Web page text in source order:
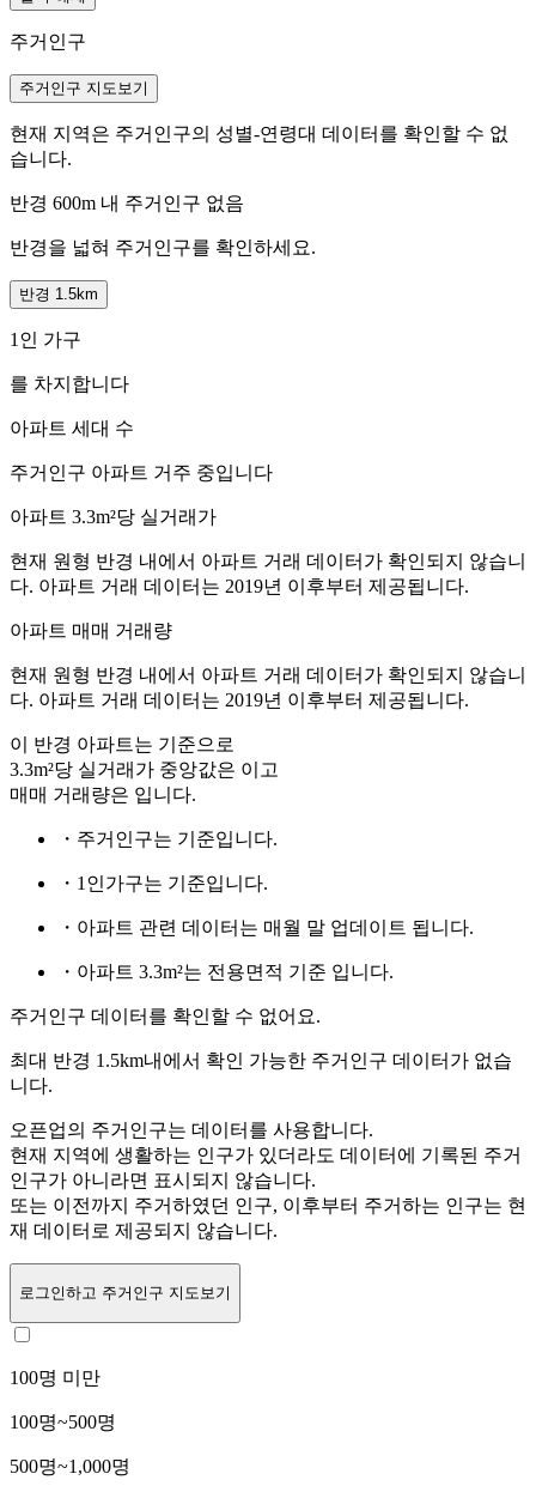
주거인구
주거인구 지도보기
현재 지역은 주거인구의 성별-연령대 데이터를 확인할 수 없
습니다.
반경 600m 내 주거인구 없음
반경을 넓혀 주거인구를 확인하세요.
반경 1.5km
1인 가구
를 차지합니다
아파트 세대 수
주거인구 아파트 거주 중입니다
아파트 3.3m²당 실거래가
현재 원형 반경 내에서 아파트 거래 데이터가 확인되지 않습니
다. 아파트 거래 데이터는 2019년 이후부터 제공됩니다.
아파트 매매 거래량
현재 원형 반경 내에서 아파트 거래 데이터가 확인되지 않습니
다. 아파트 거래 데이터는 2019년 이후부터 제공됩니다.
이 반경 아파트는 기준으로
3.3m²당 실거래가 중앙값은 이고
매매 거래량은 입니다.
・주거인구는 기준입니다.
・1인가구는 기준입니다.
・아파트 관련 데이터는 매월 말 업데이트 됩니다.
・아파트 3.3m²는 전용면적 기준 입니다.
주거인구 데이터를 확인할 수 없어요.
최대 반경 1.5km내에서 확인 가능한 주거인구 데이터가 없습
니다.
오픈업의 주거인구는 데이터를 사용합니다.
현재 지역에 생활하는 인구가 있더라도 데이터에 기록된 주거
인구가 아니라면 표시되지 않습니다.
또는 이전까지 주거하였던 인구, 이후부터 주거하는 인구는 현
재 데이터로 제공되지 않습니다.
로그인하고 주거인구 지도보기
100명 미만
100명~500명
500명~1,000명